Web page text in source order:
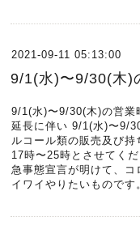
2021-09-11 05:13:00
9/1(水)〜9/30(木)
9/1(水)〜9/30(木)の営業
延長に伴い 9/1(水)〜9/
ルコール類の販売及び
17時〜25時とさせてく
急事態宣言が明けて、
イワイやりたいもので